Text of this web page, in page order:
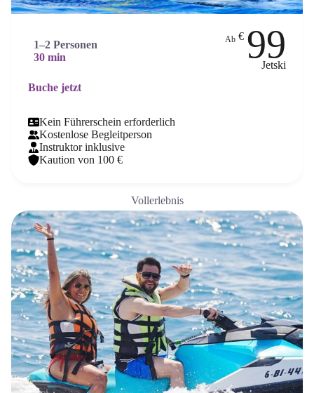
1–2 Personen
30 min
Ab € 99
Jetski
Buche jetzt
Kein Führerschein erforderlich
Kostenlose Begleitperson
Instruktor inklusive
Kaution von 100 €
Vollerlebnis